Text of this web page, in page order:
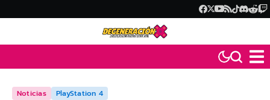
Noticias PlayStation 4